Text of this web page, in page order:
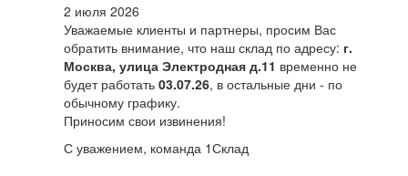
2 июля 2026
Уважаемые клиенты и партнеры, просим Вас
обратить внимание, что наш склад по адресу: г.
Москва, улица Электродная д.11 временно не
будет работать 03.07.26, в остальные дни - по
обычному графику.
Приносим свои извинения!
С уважением, команда 1Склад